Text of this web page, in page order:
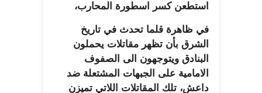
استطعن كسر اسطورة المحارب،
في ظاهرة قلما تحدث في تاريخ
الشرق بأن تظهر مقاتلات يحملون
البنادق ويتوجهون الى الصفوف
الامامية على الجبهات المشتعلة ضد
داعش، تلك المقاتلات اللاتي تميزن